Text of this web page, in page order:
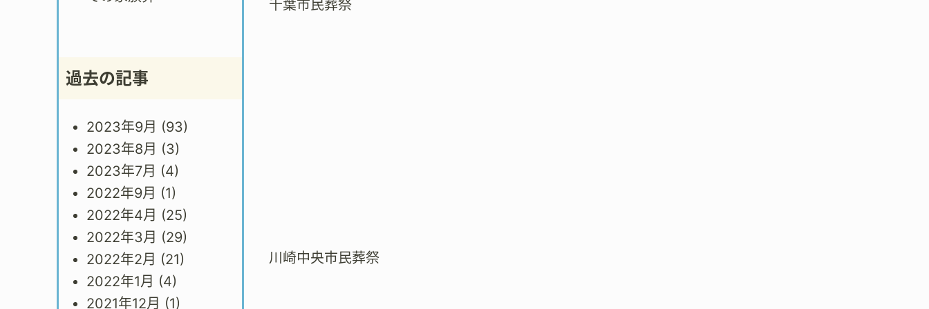
過去の記事
2023年9月 (93)
2023年8月 (3)
2023年7月 (4)
2022年9月 (1)
2022年4月 (25)
2022年3月 (29)
2022年2月 (21)
2022年1月 (4)
2021年12月 (1)
千葉市民葬祭
川崎中央市民葬祭